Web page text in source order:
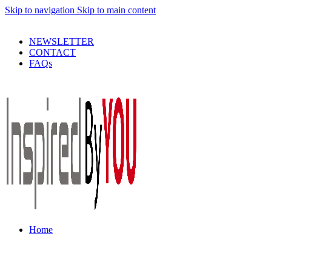
Skip to navigation Skip to main content
NEWSLETTER
CONTACT
FAQs
Home